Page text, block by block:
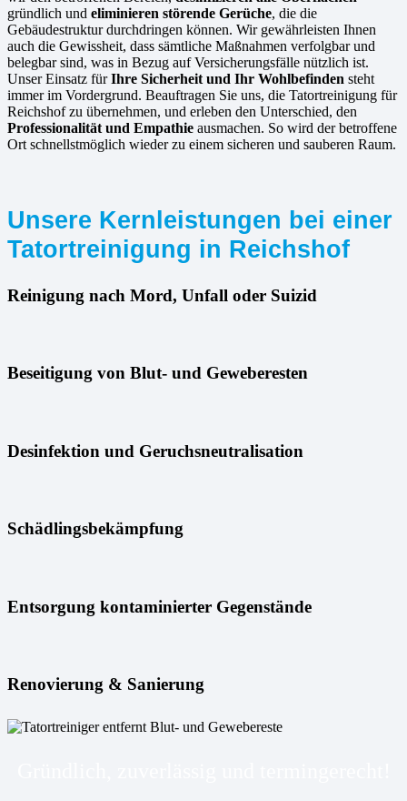
gründlich und eliminieren störende Gerüche, die die
Gebäudestruktur durchdringen können. Wir gewährleisten Ihnen
auch die Gewissheit, dass sämtliche Maßnahmen verfolgbar und
belegbar sind, was in Bezug auf Versicherungsfälle nützlich ist.
Unser Einsatz fürIhre Sicherheit und Ihr Wohlbefinden steht
immer im Vordergrund. Beauftragen Sie uns, die Tatortreinigung für
Reichshof zu übernehmen, und erleben den Unterschied, den
Professionalität und Empathie ausmachen. So wird der betroffene
Ort schnellstmöglich wieder zu einem sicheren und sauberen Raum.
Unsere Kernleistungen bei einer
Tatortreinigung in Reichshof
Reinigung nach Mord, Unfall oder Suizid
Beseitigung von Blut- und Geweberesten
Desinfektion und Geruchsneutralisation
Schädlingsbekämpfung
Entsorgung kontaminierter Gegenstände
Renovierung & Sanierung